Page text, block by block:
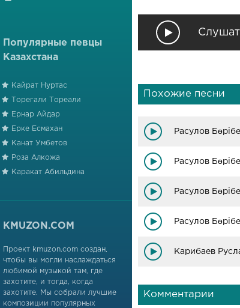
Похожие песни
Расулов
Расулов
Расулов
Расулов
Карибаев
Комментарии
Популярные певцы
Казахстана
Кайрат Нуртас
Торегали Тореали
Ернар Айдар
Ерке Есмахан
Канат Умбетов
Роза Алкожа
Каракат Абильдина
KMUZON.COM
Проект kmuzon.com создан,
чтобы вы могли наслаждаться
любимой музыкой там, где
захотите, и тогда, когда
захотите. Мы собрали лучшие
композиции популярных